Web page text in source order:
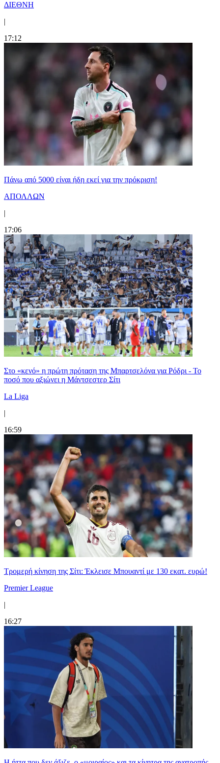
ΔΙΕΘΝΗ
|
17:12
Πάνω από 5000 είναι ήδη εκεί για την πρόκριση!
ΑΠΟΛΛΩΝ
|
17:06
Στο «κενό» η πρώτη πρόταση της Μπαρτσελόνα για Ρόδρι - Το
ποσό που αξιώνει η Μάντσεστερ Σίτι
La Liga
|
16:59
Τρομερή κίνηση της Σίτι: Έκλεισε Μπουαντί με 130 εκατ. ευρώ!
Premier League
|
16:27